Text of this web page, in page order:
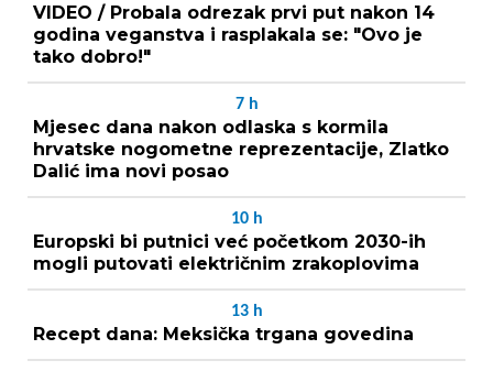
VIDEO / Probala odrezak prvi put nakon 14
godina veganstva i rasplakala se: "Ovo je
tako dobro!"
7 h
Mjesec dana nakon odlaska s kormila
hrvatske nogometne reprezentacije, Zlatko
Dalić ima novi posao
10 h
Europski bi putnici već početkom 2030-ih
mogli putovati električnim zrakoplovima
13 h
Recept dana: Meksička trgana govedina